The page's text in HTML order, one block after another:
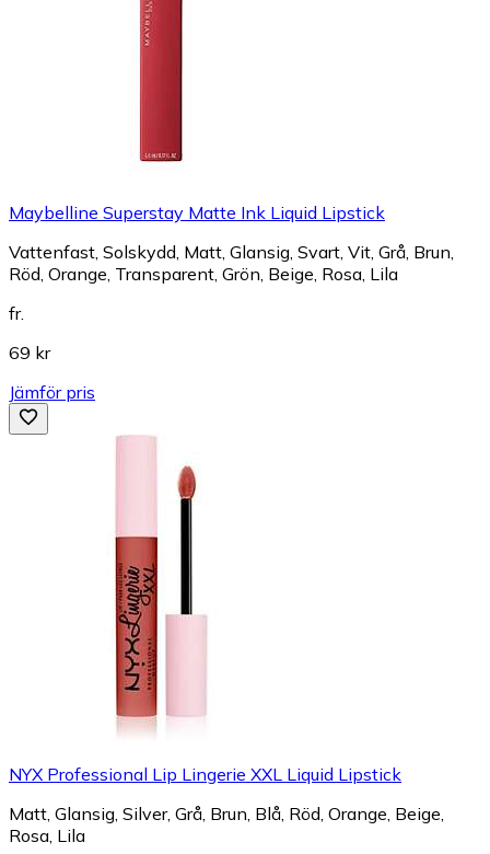
Maybelline Superstay Matte Ink Liquid Lipstick
Vattenfast, Solskydd, Matt, Glansig, Svart, Vit, Grå, Brun,
Röd, Orange, Transparent, Grön, Beige, Rosa, Lila
fr.
69 kr
Jämför pris
NYX Professional Lip Lingerie XXL Liquid Lipstick
Matt, Glansig, Silver, Grå, Brun, Blå, Röd, Orange, Beige,
Rosa, Lila